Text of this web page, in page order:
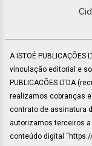
A ISTOÉ
vinculação editorial e
PUBLICACÕES LTDA
realizamos cobranças
contrato de assinatura
autorizamos terceiros
conteúdo digital